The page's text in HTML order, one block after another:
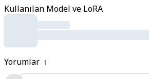
Yorumlar 1
Kullanılan Model ve LoRA